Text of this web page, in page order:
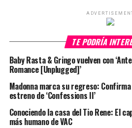
TE PODRÍA
Baby Rasta & Gringo vuelven con
Romance [Unplugged]’
Madonna marca su regreso:
estreno de ‘Confessions II’
Conociendo la casa del Tio Rene: El
más humano de VAC